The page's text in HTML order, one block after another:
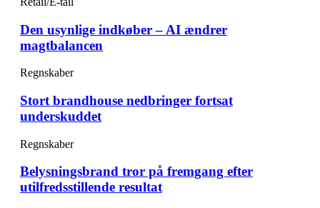
Den usynlige indkøber – AI ændrer
magtbalancen
Regnskaber
Stort brandhouse nedbringer fortsat
underskuddet
Regnskaber
Belysningsbrand tror på fremgang efter
utilfredsstillende resultat